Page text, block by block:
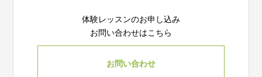
体験レッスンのお申し込み
お問い合わせはこちら
お問い合わせ